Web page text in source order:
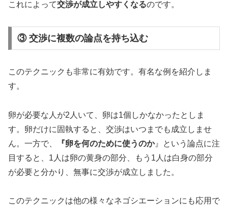
これによって交渉が成立しやすくなるのです。
③ 交渉に複数の論点を持ち込む
このテクニックも非常に有効です。有名な例を紹介しま
す。
卵が必要な人が2人いて、卵は1個しかなかったとしま
す。卵だけに固執すると、交渉はいつまでも成立しませ
ん。一方で、
『卵を何のために使うのか』という論点に注
目すると、1人は卵の黄身の部分、もう1人は白身の部分
が必要と分かり、無事に交渉が成立しました。
このテクニックは他の様々なネゴシエーションにも応用で